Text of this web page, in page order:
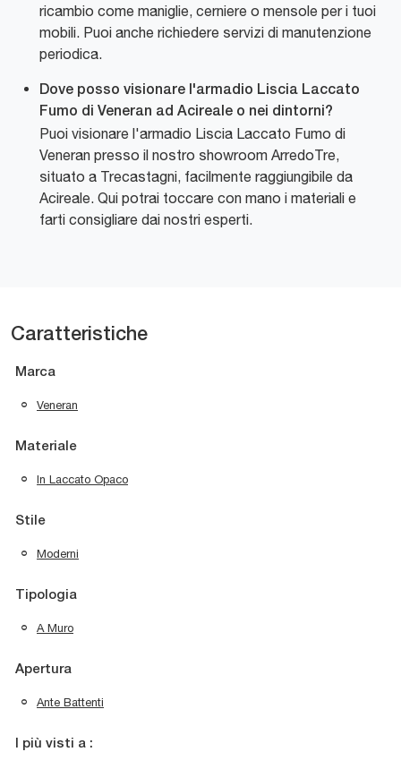
ricambio come maniglie, cerniere o mensole per i tuoi
mobili. Puoi anche richiedere servizi di manutenzione
periodica.
Dove posso visionare l'armadio Liscia Laccato
Fumo di Veneran ad Acireale o nei dintorni?
Puoi visionare l'armadio Liscia Laccato Fumo di
Veneran presso il nostro showroom ArredoTre,
situato a Trecastagni, facilmente raggiungibile da
Acireale. Qui potrai toccare con mano i materiali e
farti consigliare dai nostri esperti.
Caratteristiche
Marca
Veneran
Materiale
In Laccato Opaco
Stile
Moderni
Tipologia
A Muro
Apertura
Ante Battenti
I più visti a :